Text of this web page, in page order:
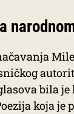
bila
koja je